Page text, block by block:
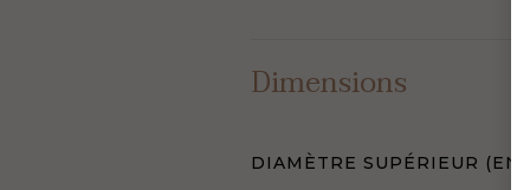
Dimensions
DIAMÈTRE SUPÉRIEUR (EN